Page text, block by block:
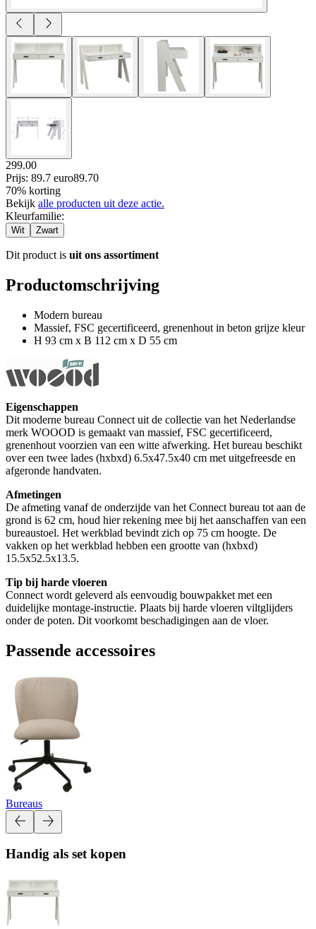
299.00
Prijs: 89.7 euro89.70
70% korting
Bekijk alle producten uit deze actie.
Kleurfamilie:
Wit Zwart
Dit product is uit ons assortiment
Productomschrijving
Modern bureau
Massief, FSC gecertificeerd, grenenhout in beton grijze kleur
H 93 cm x B 112 cm x D 55 cm
Eigenschappen
Dit moderne bureau Connect uit de collectie van het Nederlandse
merk WOOOD is gemaakt van massief, FSC gecertificeerd,
grenenhout voorzien van een witte afwerking. Het bureau beschikt
over een twee lades (hxbxd) 6.5x47.5x40 cm met uitgefreesde en
afgeronde handvaten.
Afmetingen
De afmeting vanaf de onderzijde van het Connect bureau tot aan de
grond is 62 cm, houd hier rekening mee bij het aanschaffen van een
bureaustoel. Het werkblad bevindt zich op 75 cm hoogte. De
vakken op het werkblad hebben een grootte van (hxbxd)
15.5x52.5x13.5.
Tip bij harde vloeren
Connect wordt geleverd als eenvoudig bouwpakket met een
duidelijke montage-instructie. Plaats bij harde vloeren viltglijders
onder de poten. Dit voorkomt beschadigingen aan de vloer.
Passende accessoires
Bureaus
Handig als set kopen